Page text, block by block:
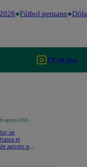
Fútbol peruano Dólar
TV en vivo
agosto 2026
se
el
agosto en